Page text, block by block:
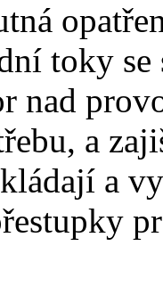
toky
nad
a
a